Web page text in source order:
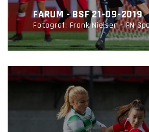
FARUM - BSF 21-09-2019
Fotograf: Frank Nielsen - FN